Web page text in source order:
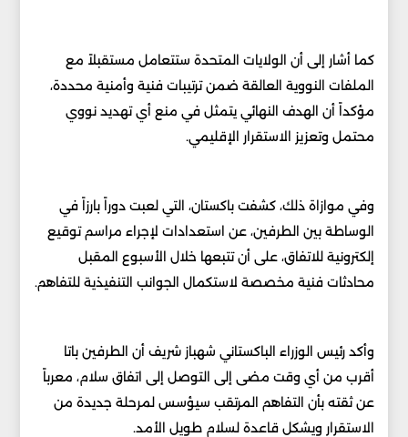
كما أشار إلى أن الولايات المتحدة ستتعامل مستقبلاً مع
الملفات النووية العالقة ضمن ترتيبات فنية وأمنية محددة،
مؤكداً أن الهدف النهائي يتمثل في منع أي تهديد نووي
محتمل وتعزيز الاستقرار الإقليمي.
وفي موازاة ذلك، كشفت باكستان، التي لعبت دوراً بارزاً في
الوساطة بين الطرفين، عن استعدادات لإجراء مراسم توقيع
إلكترونية للاتفاق، على أن تتبعها خلال الأسبوع المقبل
محادثات فنية مخصصة لاستكمال الجوانب التنفيذية للتفاهم.
وأكد رئيس الوزراء الباكستاني شهباز شريف أن الطرفين باتا
أقرب من أي وقت مضى إلى التوصل إلى اتفاق سلام، معرباً
عن ثقته بأن التفاهم المرتقب سيؤسس لمرحلة جديدة من
الاستقرار ويشكل قاعدة لسلام طويل الأمد.